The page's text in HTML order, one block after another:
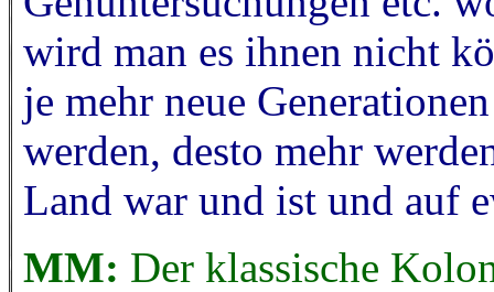
wird man es ihnen nicht
je mehr neue
werden, desto mehr
Land war und ist und auf
MM: Der klassische